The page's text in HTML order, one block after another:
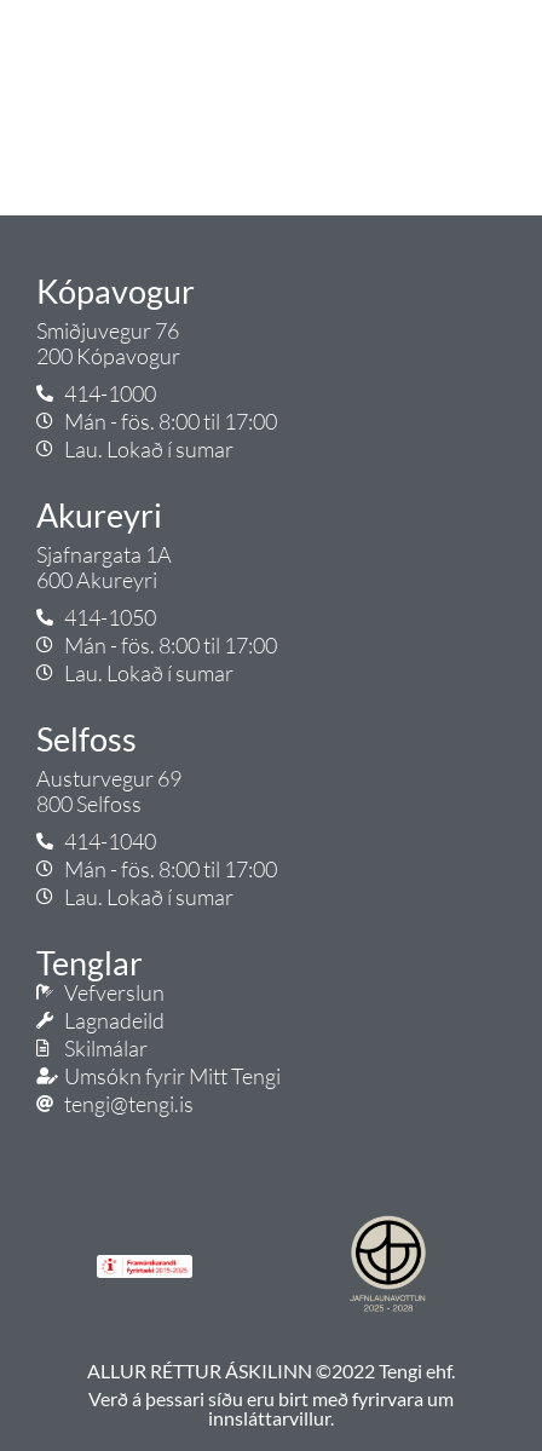
Kópavogur
Smiðjuvegur 76
200 Kópavogur
414-1000
Mán - fös. 8:00 til 17:00
Lau. Lokað í sumar
Akureyri
Sjafnargata 1A
600 Akureyri
414-1050
Mán - fös. 8:00 til 17:00
Lau. Lokað í sumar
Selfoss
Austurvegur 69
800 Selfoss
414-1040
Mán - fös. 8:00 til 17:00
Lau. Lokað í sumar
Tenglar
Vefverslun
Lagnadeild
Skilmálar
Umsókn fyrir Mitt Tengi
tengi@tengi.is
ALLUR RÉTTUR ÁSKILINN ©2022 Tengi ehf.
Verð á þessari síðu eru birt með fyrirvara um
innsláttarvillur.